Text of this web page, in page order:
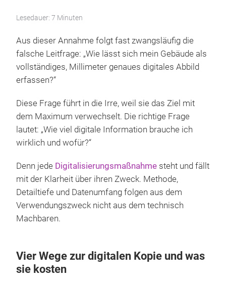
Lesedauer: 7 Minuten
Aus dieser Annahme folgt fast zwangsläufig die
falsche Leitfrage: „Wie lässt sich mein Gebäude als
vollständiges, Millimeter genaues digitales Abbild
erfassen?“
Diese Frage führt in die Irre, weil sie das Ziel mit
dem Maximum verwechselt. Die richtige Frage
lautet: „Wie viel digitale Information brauche ich
wirklich und wofür?“
Denn jede Digitalisierungsmaßnahme steht und fällt
mit der Klarheit über ihren Zweck. Methode,
Detailtiefe und Datenumfang folgen aus dem
Verwendungszweck nicht aus dem technisch
Machbaren.
Vier Wege zur digitalen Kopie und was
sie kosten